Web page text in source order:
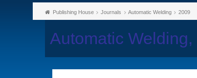
Publishing House Journals Automatic Welding 2009
Automatic